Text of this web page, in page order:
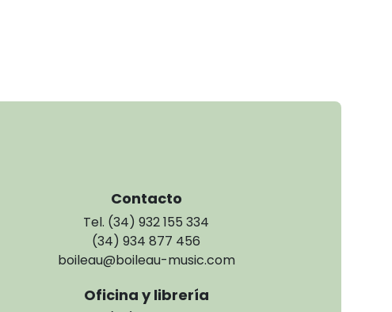
Contacto
Tel. (34) 932 155 334
(34) 934 877 456
boileau@boileau-music.com
Oficina y librería